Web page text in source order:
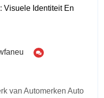
Visuele Identiteit En
van Automerken Auto